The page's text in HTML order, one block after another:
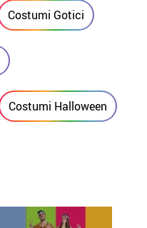
Costumi Gotici
Costumi Halloween